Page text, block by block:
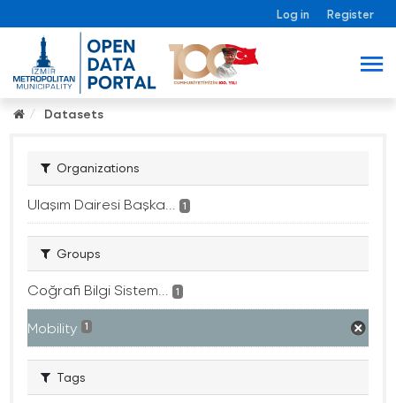
Log in Register
Datasets
Organizations
Ulaşım Dairesi Başka... 1
Groups
Coğrafi Bilgi Sistem... 1
Mobility 1
Tags